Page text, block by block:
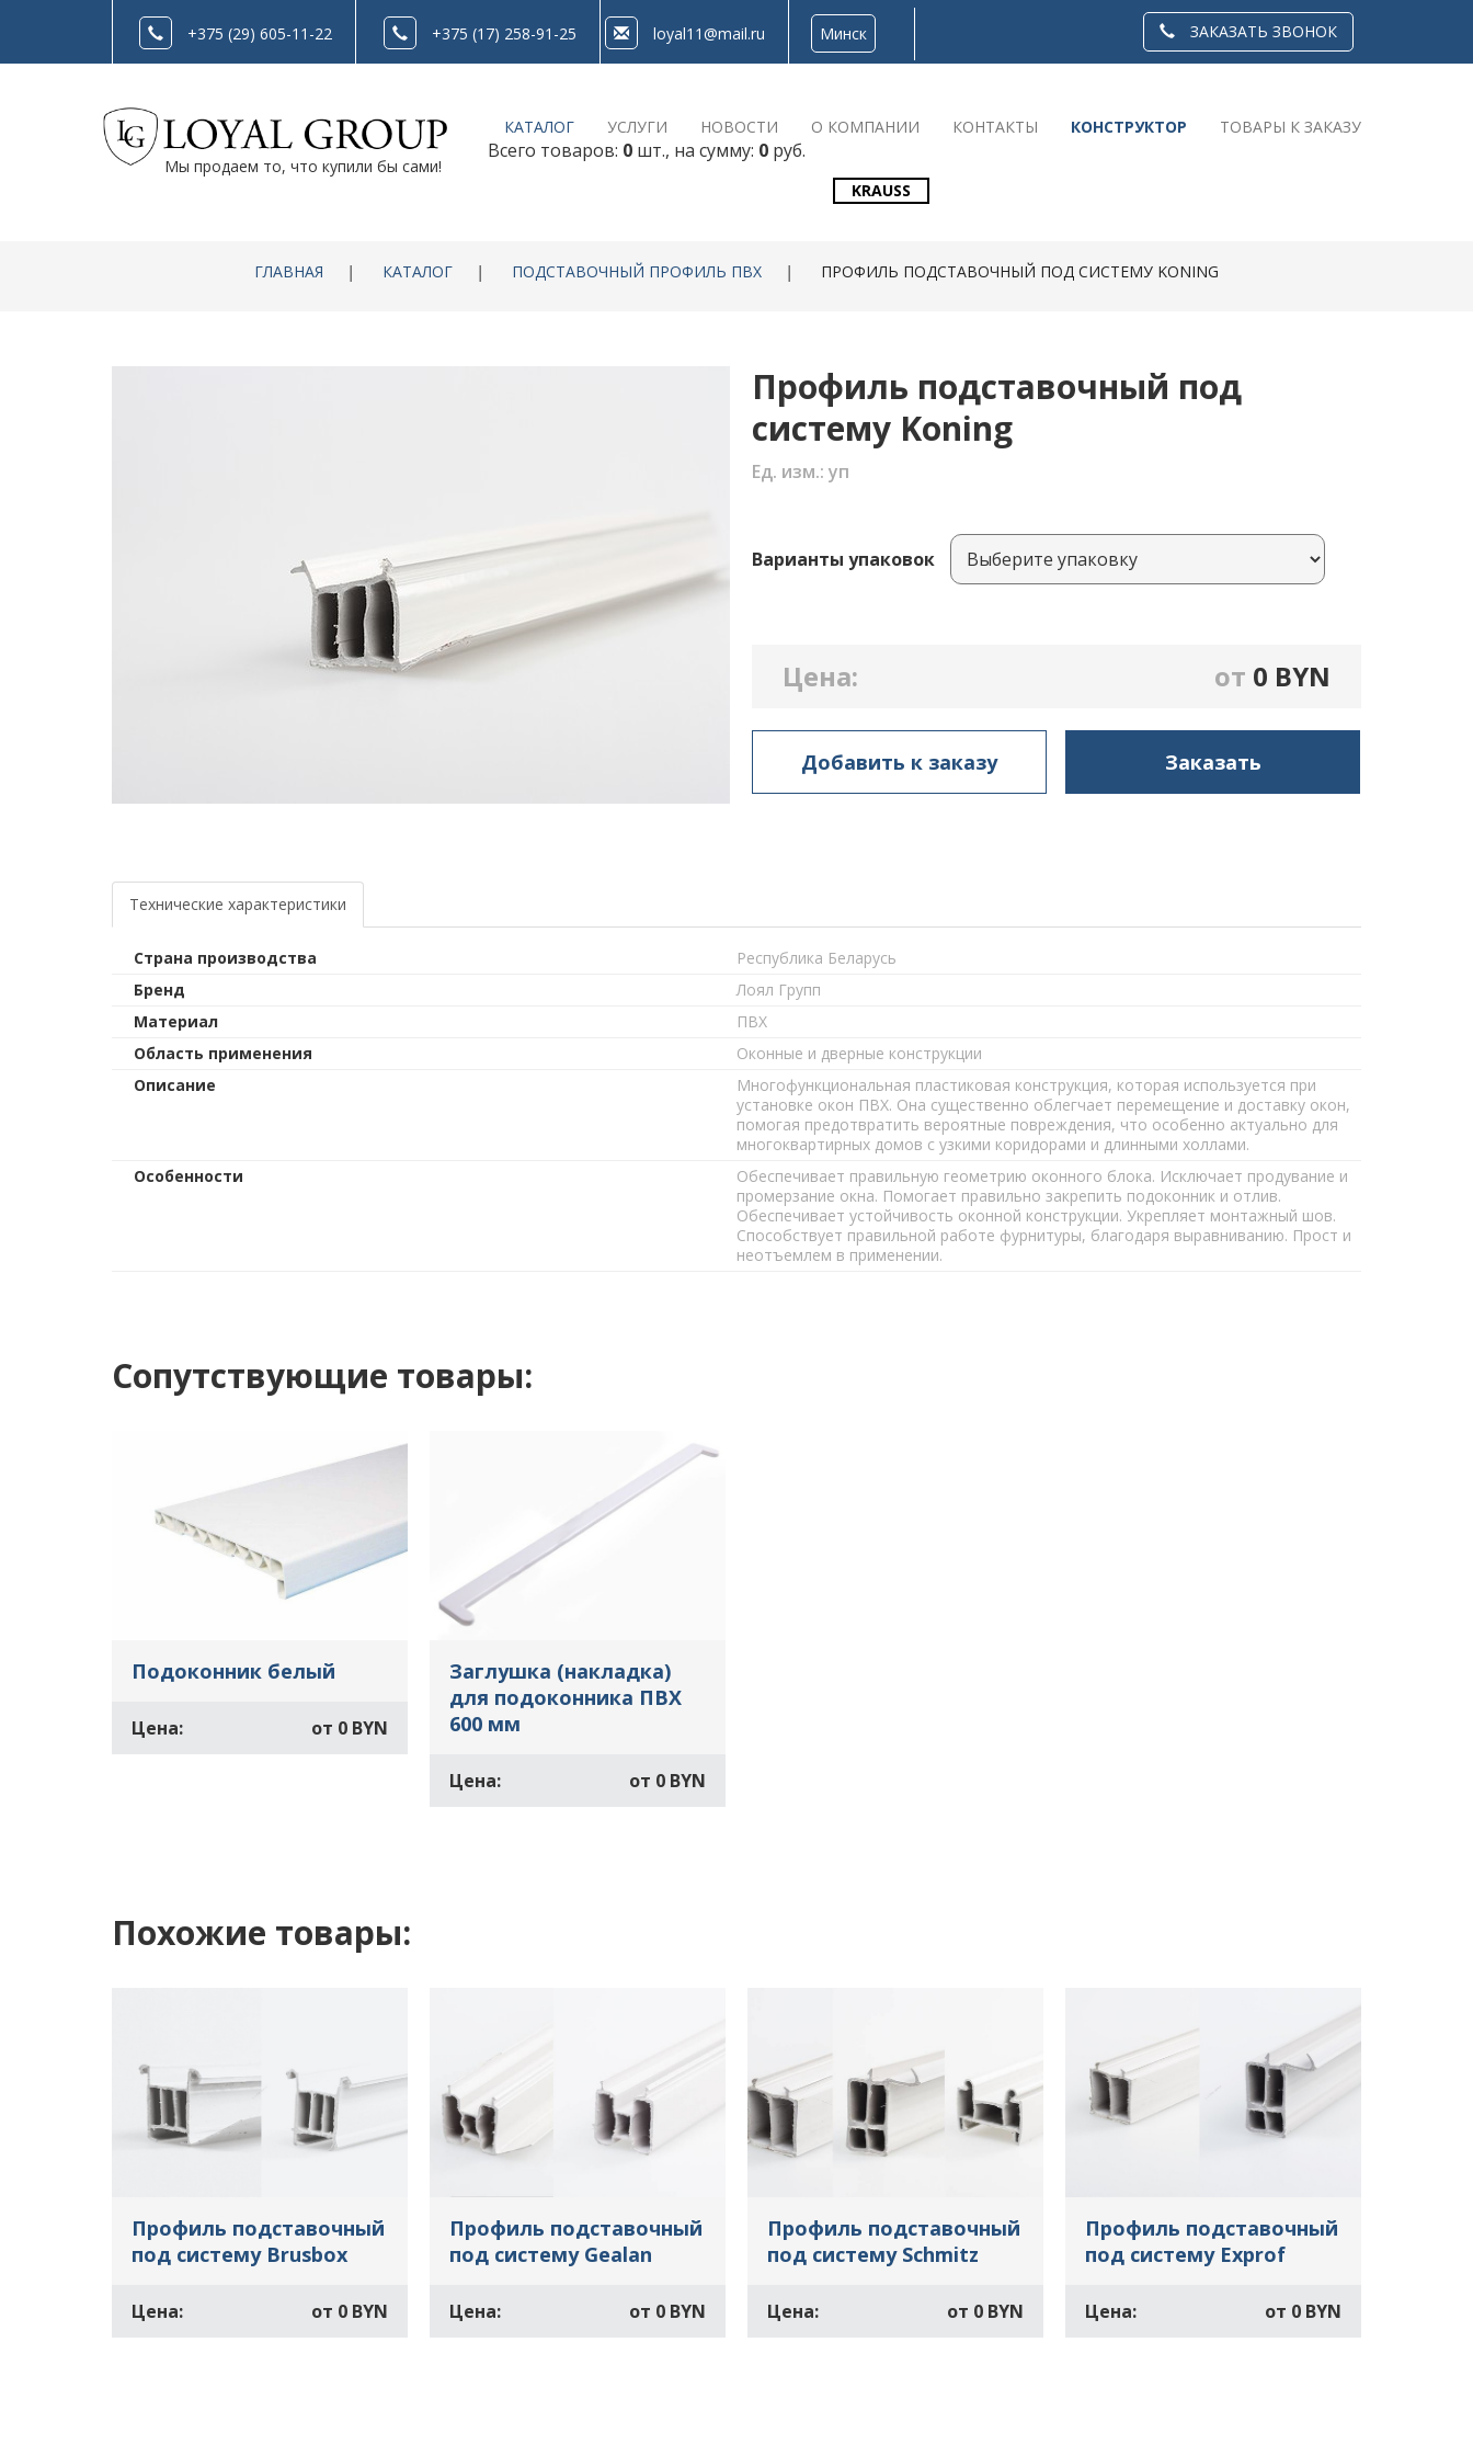
+375 (29) 605-11-22 +375 (17) 258-91-25 loyal11@mail.ru Минск ЗАКАЗАТЬ ЗВОНОК
Мы продаем то, что купили бы сами!
КАТАЛОГ УСЛУГИ НОВОСТИ О КОМПАНИИ КОНТАКТЫ КОНСТРУКТОР ТОВАРЫ К ЗАКАЗУ
Всего товаров: 0 шт., на сумму: 0 руб.
KRAUSS
ГЛАВНАЯ | КАТАЛОГ | ПОДСТАВОЧНЫЙ ПРОФИЛЬ ПВХ | ПРОФИЛЬ ПОДСТАВОЧНЫЙ ПОД СИСТЕМУ KONING
Профиль подставочный под
систему Koning
Ед. изм.: уп
Варианты упаковок
Цена: от 0 BYN
Добавить к заказу Заказать
Технические характеристики
Страна производства
Республика Беларусь
Бренд
Лоял Групп
Материал
ПВХ
Область применения
Оконные и дверные конструкции
Описание
Многофункциональная пластиковая конструкция, которая используется при
установке окон ПВХ. Она существенно облегчает перемещение и доставку окон,
помогая предотвратить вероятные повреждения, что особенно актуально для
многоквартирных домов с узкими коридорами и длинными холлами.
Особенности
Обеспечивает правильную геометрию оконного блока. Исключает продувание и
промерзание окна. Помогает правильно закрепить подоконник и отлив.
Обеспечивает устойчивость оконной конструкции. Укрепляет монтажный шов.
Способствует правильной работе фурнитуры, благодаря выравниванию. Прост и
неотъемлем в применении.
Сопутствующие товары:
Подоконник белый
Цена: от 0 BYN
Заглушка (накладка)
для подоконника ПВХ
600 мм
Цена: от 0 BYN
Похожие товары:
Профиль подставочный
под систему Brusbox
Цена: от 0 BYN
Профиль подставочный
под систему Gealan
Цена: от 0 BYN
Профиль подставочный
под систему Schmitz
Цена: от 0 BYN
Профиль подставочный
под систему Exprof
Цена: от 0 BYN